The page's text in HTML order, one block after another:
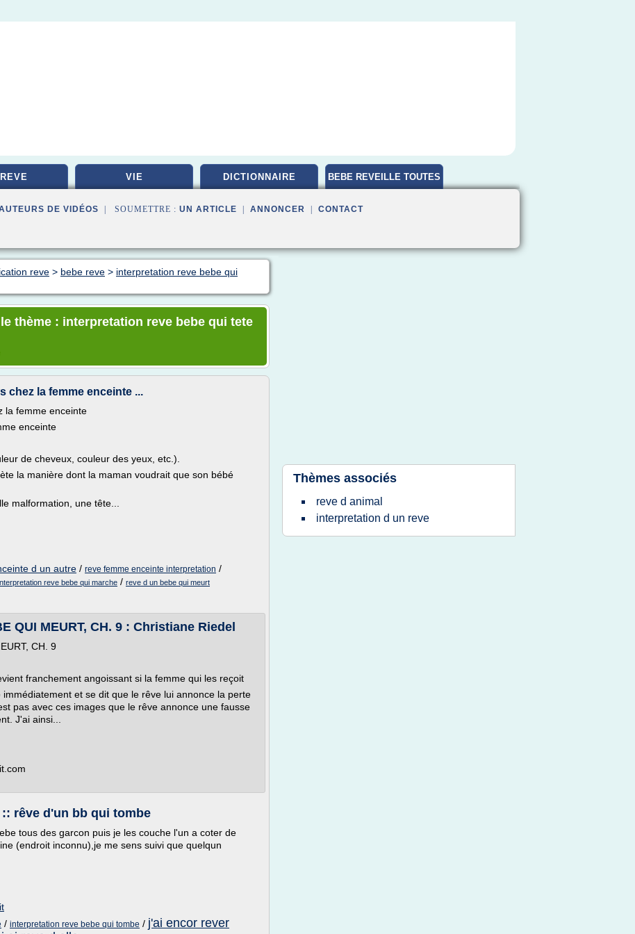
VIE DICTIONNAIRE BEBE REVEILLE TOUTES
DE VIDÉOS | SOUMETTRE : UN ARTICLE ANNONCER CONTACT
reve > bebe reve > interpretation reve bebe qui
thème : interpretation reve bebe qui tete
chez la femme enceinte ...
la femme enceinte
enceinte
de cheveux, couleur des yeux, etc.).
la manière dont la maman voudrait que son bébé
malformation, une tête...
d un autre / reve femme enceinte interpretation /
reve bebe qui marche / reve d un bebe qui meurt
QUI MEURT, CH. 9 : Christiane Riedel
CH. 9
franchement angoissant si la femme qui les reçoit
et se dit que le rêve lui annonce la perte
pas avec ces images que le rêve annonce une fausse
J'ai ainsi...
rêve d'un bb qui tombe
tous des garcon puis je les couche l'un a coter de
(endroit inconnu),je me sens suivi que quelqun
/ interpretation reve bebe qui tombe / j'ai encor rever
Thèmes associés
reve d animal
interpretation d un reve